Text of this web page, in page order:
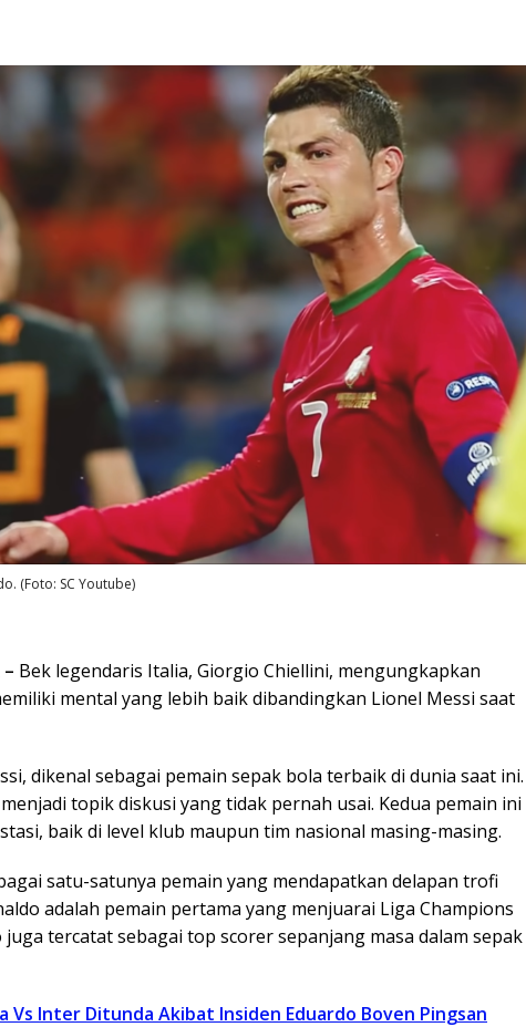
(Foto: SC Youtube)
– Bek legendaris Italia, Giorgio Chiellini, mengungkapkan
mental yang lebih baik dibandingkan Lionel Messi saat
dikenal sebagai pemain sepak bola terbaik di dunia saat ini.
topik diskusi yang tidak pernah usai. Kedua pemain ini
baik di level klub maupun tim nasional masing-masing.
satu-satunya pemain yang mendapatkan delapan trofi
adalah pemain pertama yang menjuarai Liga Champions
juga tercatat sebagai top scorer sepanjang masa dalam sepak
Vs Inter Ditunda Akibat Insiden Eduardo Boven Pingsan